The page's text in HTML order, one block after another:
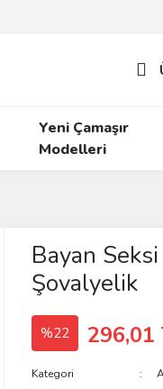
Yeni Çamaşır
Modelleri
Bayan
Şovalyelik
%22 296,01
Kategori